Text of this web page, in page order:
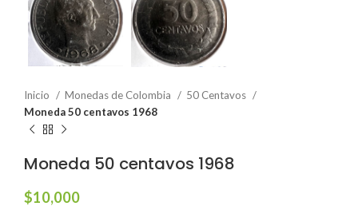
Inicio Monedas de Colombia
50 Centavos
Moneda 50 centavos 1968
Moneda 50 centavos 1968
$10,000